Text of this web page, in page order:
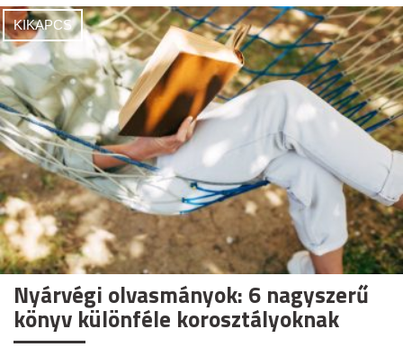
KIKAPCS
Nyárvégi olvasmányok: 6 nagyszerű
könyv különféle korosztályoknak